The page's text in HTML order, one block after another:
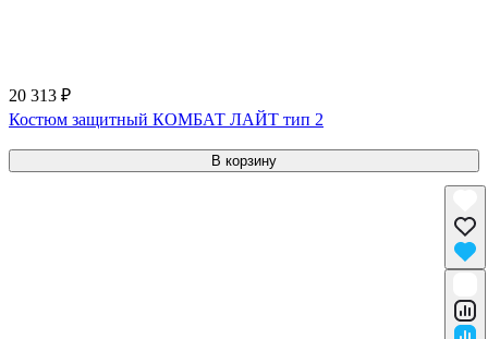
20 313 ₽
Костюм защитный КОМБАТ ЛАЙТ тип 2
В корзину